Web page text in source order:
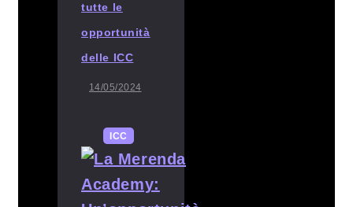
tutte le
opportunità
delle ICC
14/05/2024
ICC